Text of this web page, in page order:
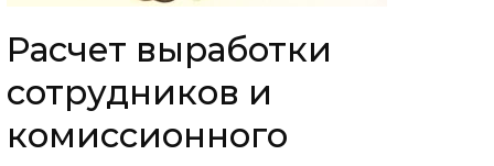
Расчет выработки
сотрудников и
комиссионного